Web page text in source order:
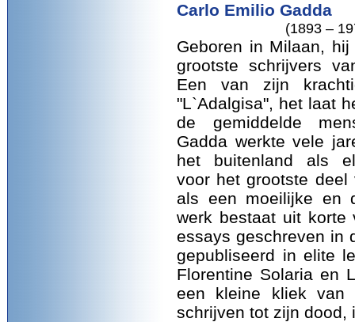
Carlo Emilio Gadda
(1893 –
Geboren in Milaan,
grootste schrijvers
Een van zijn
"L`Adalgisa", het laat
de gemiddelde
Gadda werkte vele
het buitenland als
voor het grootste
als een moeilijke en
werk bestaat uit korte
essays geschreven in
gepubliseerd in elite
Florentine Solaria en
een kleine kliek van
schrijven tot zijn dood,